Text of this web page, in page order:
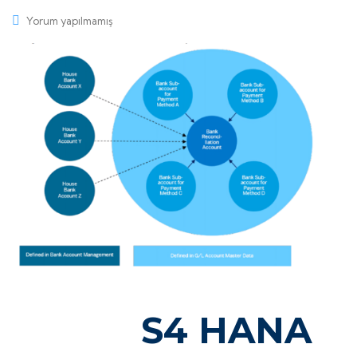
Yorum yapılmamış
S4 HANA